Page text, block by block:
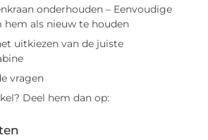
onderhouden – Eenvoudige
hem als nieuw te houden
uitkiezen van de juiste
vragen
Deel hem dan op: